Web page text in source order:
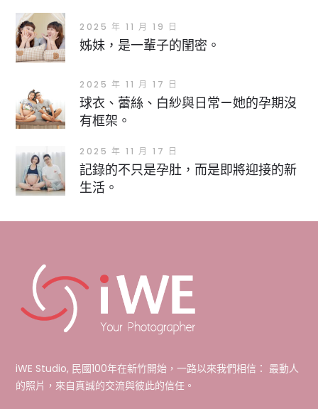
2025 年 11 月 19 日
姊妹，是一輩子的閨密。
2025 年 11 月 17 日
球衣、蕾絲、白紗與日常—她的孕期沒
有框架。
2025 年 11 月 17 日
記錄的不只是孕肚，而是即將迎接的新
生活。
iWE Studio, 民國100年在新竹開始，一路以來我們相信： 最動人
的照片，來自真誠的交流與彼此的信任。